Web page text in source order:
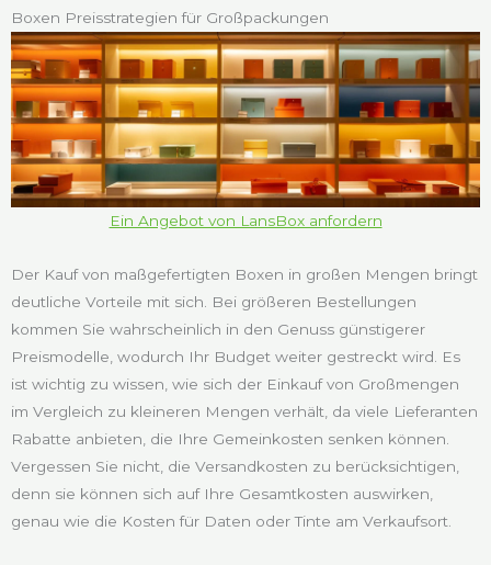
Boxen Preisstrategien für Großpackungen
Ein Angebot von LansBox anfordern
Der Kauf von maßgefertigten Boxen in großen Mengen bringt
deutliche Vorteile mit sich. Bei größeren Bestellungen
kommen Sie wahrscheinlich in den Genuss günstigerer
Preismodelle, wodurch Ihr Budget weiter gestreckt wird. Es
ist wichtig zu wissen, wie sich der Einkauf von Großmengen
im Vergleich zu kleineren Mengen verhält, da viele Lieferanten
Rabatte anbieten, die Ihre Gemeinkosten senken können.
Vergessen Sie nicht, die Versandkosten zu berücksichtigen,
denn sie können sich auf Ihre Gesamtkosten auswirken,
genau wie die Kosten für Daten oder Tinte am Verkaufsort.